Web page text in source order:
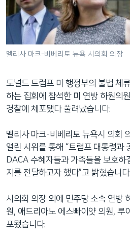
으
로
이
으
로
등
멜리사 마크-비베리토 뉴욕 시의회 의장
도널드 트럼프 미 행정부의 불법 체
하는 집회에 참석한 미 연방 하원의
경찰에 체포됐다 풀려났습니다.
멜리사 마크-비베리토 뉴욕시 의회
열린 시위를 통해 “트럼프 대통령과
DACA 수혜자들과 가족들을 보호하
지를 전달하고자 했다”고 밝혔습니다.
시의회 의장 외에 민주당 소속 연방
원, 애드리아노 에스빠이얏 의원, 루
포됐습니다.